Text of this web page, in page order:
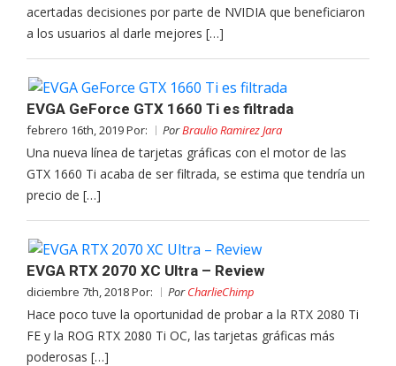
acertadas decisiones por parte de NVIDIA que beneficiaron
a los usuarios al darle mejores […]
EVGA GeForce GTX 1660 Ti es filtrada
febrero 16th, 2019 Por: PorBraulio Ramirez Jara
Una nueva línea de tarjetas gráficas con el motor de las
GTX 1660 Ti acaba de ser filtrada, se estima que tendría un
precio de […]
EVGA RTX 2070 XC Ultra – Review
diciembre 7th, 2018 Por: PorCharlieChimp
Hace poco tuve la oportunidad de probar a la RTX 2080 Ti
FE y la ROG RTX 2080 Ti OC, las tarjetas gráficas más
poderosas […]